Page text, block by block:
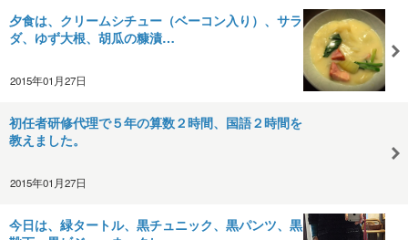
夕食は、クリームシチュー（ベーコン入り）、サラ
ダ、ゆず大根、胡瓜の糠漬…
2015年01月27日
初任者研修代理で５年の算数２時間、国語２時間を
教えました。
2015年01月27日
今日は、緑タートル、黒チュニック、黒パンツ、黒